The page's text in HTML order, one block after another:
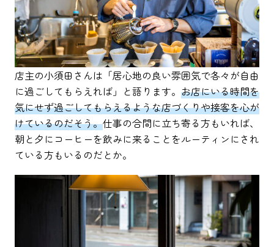
店主の小須田さんは「居心地の良い雰囲気で各々が自由
に過ごしてもらえれば」と語ります。 お店にいる時間を
気にせず過ごしてもらえるような店づくりや接客を心が
けているのだそう。仕事の合間に立ち寄る方もいれば、
朝と夕にコーヒーを飲みに来ることをルーティンにされ
ている方もいるのだとか。